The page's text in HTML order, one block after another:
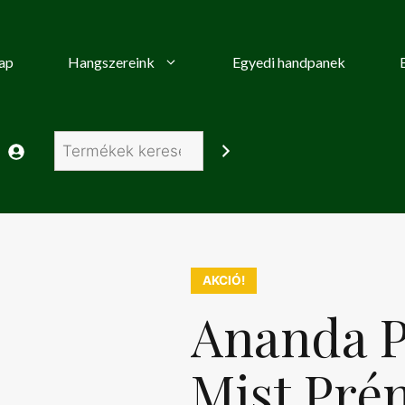
Hangszereink Egyedi handpanek
Keresés
AKCIÓ!
Ananda